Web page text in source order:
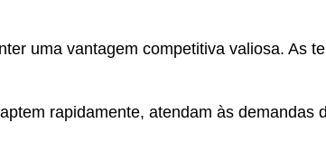
uma vantagem competitiva valiosa. As
rapidamente, atendam às